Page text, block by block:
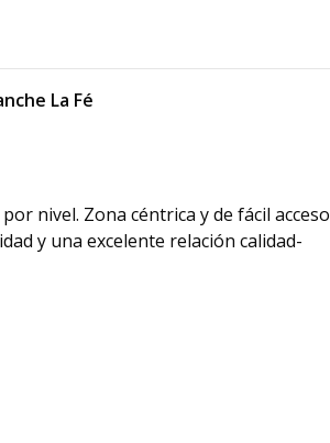
La Fé
nivel. Zona céntrica y de fácil acceso
y una excelente relación calidad-